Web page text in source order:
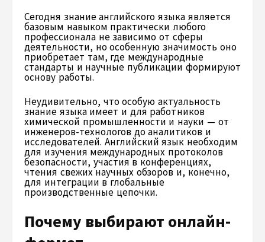
Сегодня знание английского языка является
базовым навыком практически любого
профессионала не зависимо от сферы
деятельности, но особенную значимость оно
приобретает там, где международные
стандарты и научные публикации формируют
основу работы.
Неудивительно, что особую актуальность
знание языка имеет и для работников
химической промышленности и науки — от
инженеров-технологов до аналитиков и
исследователей. Английский язык необходим
для изучения международных протоколов
безопасности, участия в конференциях,
чтения свежих научных обзоров и, конечно,
для интеграции в глобальные
производственные цепочки.
Почему выбирают онлайн-